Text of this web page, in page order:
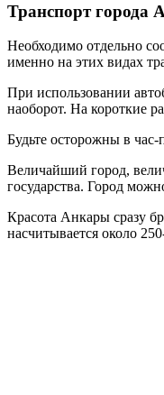
Транспорт города
Необходимо отдельно
именно на этих видах
При использовании
наоборот. На короткие
Будьте осторожны в час-
Величайший город,
государства. Город
Красота Анкары сразу
насчитывается около